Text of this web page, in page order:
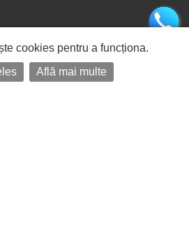
cookies pentru a funcționa.
Află mai multe